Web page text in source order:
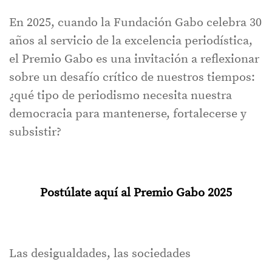
En 2025, cuando la Fundación Gabo celebra 30
años al servicio de la excelencia periodística,
el Premio Gabo es una invitación a reflexionar
sobre un desafío crítico de nuestros tiempos:
¿qué tipo de periodismo necesita nuestra
democracia para mantenerse, fortalecerse y
subsistir?
Postúlate aquí al Premio Gabo 2025
Las desigualdades, las sociedades